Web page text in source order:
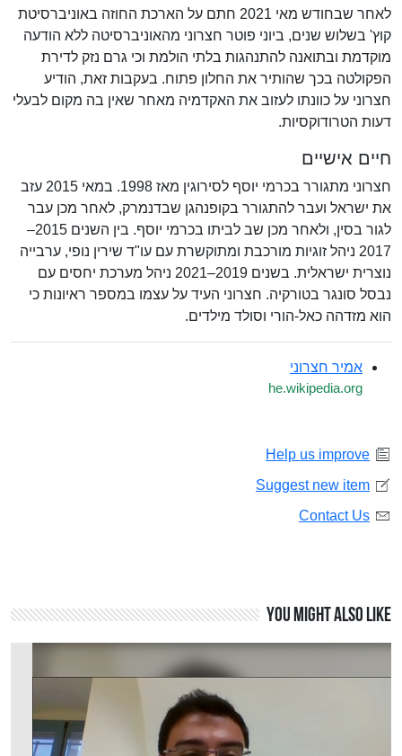
לאחר שבחודש מאי 2021 חתם על הארכת החוזה באוניברסיטת
קוץ' בשלוש שנים, ביוני פוטר חצרוני מהאוניברסיטה ללא הודעה
מוקדמת ובתואנה להתנהגות בלתי הולמת וכי גרם נזק לדירת
הפקולטה בכך שהותיר את החלון פתוח. בעקבות זאת, הודיע
חצרוני על כוונתו לעזוב את האקדמיה מאחר שאין בה מקום לבעלי
דעות הטרודוקסיות.
חיים אישיים
חצרוני מתגורר בכרמי יוסף לסירוגין מאז 1998. במאי 2015 עזב
את ישראל ועבר להתגורר בקופנהגן שבדנמרק, לאחר מכן עבר
לגור בסין, ולאחר מכן שב לביתו בכרמי יוסף. בין השנים 2015–
2017 ניהל זוגיות מורכבת ומתוקשרת עם עו"ד שירין נופי, ערבייה
נוצרית ישראלית. בשנים 2019–2021 ניהל מערכת יחסים עם
נבסל סונגר בטורקיה. חצרוני העיד על עצמו במספר ראיונות כי
הוא מזדהה כאל-הורי וסולד מילדים.
אמיר חצרוני
he.wikipedia.org
Help us improve
Suggest new item
Contact Us
You might also like